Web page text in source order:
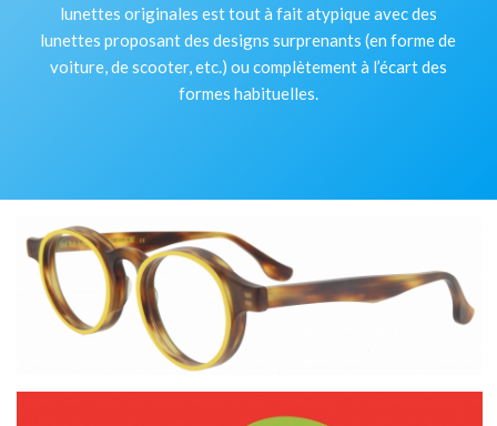
lunettes originales est tout à fait atypique avec des
lunettes proposant des designs surprenants (en forme de
voiture, de scooter, etc.) ou complètement à l’écart des
formes habituelles.